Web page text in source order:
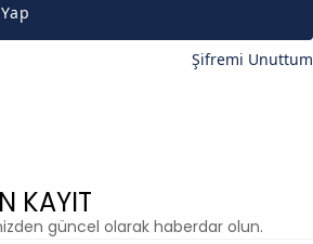
Şifremi Unuttum
KAYIT
güncel olarak haberdar olun.